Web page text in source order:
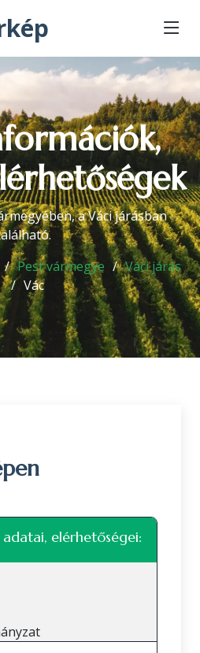
a Váci járásban
Pest vármegye
Váci járás
Vác
elérhetőségei: